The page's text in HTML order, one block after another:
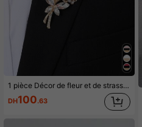
1 pièce Décor de fleur et de strass romantique Boutonnière unisexe pour mariage, Saint-Valentin
DH100.63